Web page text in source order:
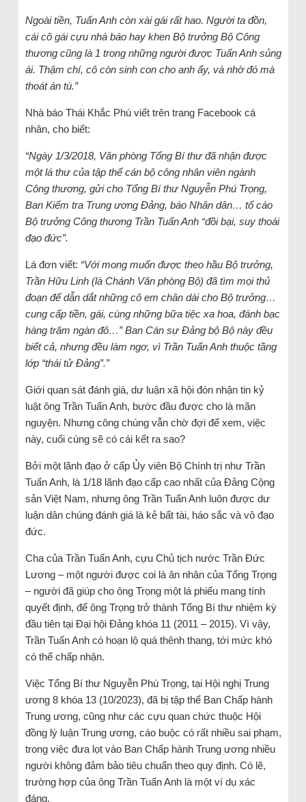
Ngoài tiền, Tuấn Anh còn xài gái rất hao. Người ta đồn,
cái cô gái cựu nhà báo hay khen Bộ trưởng Bộ Công
thương cũng là 1 trong những người được Tuấn Anh sủng
ái. Thậm chí, cô còn sinh con cho anh ấy, và nhờ đó mà
thoát án tù.”
Nhà báo Thái Khắc Phú viết trên trang Facebook cá
nhân, cho biết:
“Ngày 1/3/2018, Văn phòng Tổng Bí thư đã nhận được
một lá thư của tập thể cán bộ công nhân viên ngành
Công thương, gửi cho Tổng Bí thư Nguyễn Phú Trọng,
Ban Kiểm tra Trung ương Đảng, báo Nhân dân… tố cáo
Bộ trưởng Công thương Trần Tuấn Anh “đồi bại, suy thoái
đạo đức”.
Lá đơn viết: “Với mong muốn được theo hầu Bộ trưởng,
Trần Hữu Linh (là Chánh Văn phòng Bộ) đã tìm mọi thủ
đoạn để dẫn dắt những cô em chân dài cho Bộ trưởng…
cung cấp tiền, gái, cùng những bữa tiệc xa hoa, đánh bạc
hàng trăm ngàn đô…” Ban Cán sự Đảng bộ Bộ này đều
biết cả, nhưng đều làm ngơ, vì Trần Tuấn Anh thuộc tầng
lớp “thái tử Đảng”.”
Giới quan sát đánh giá, dư luận xã hội đón nhận tin kỷ
luật ông Trần Tuấn Anh, bước đầu được cho là mãn
nguyện. Nhưng công chúng vẫn chờ đợi để xem, việc
này, cuối cùng sẽ có cái kết ra sao?
Bởi một lãnh đạo ở cấp Ủy viên Bộ Chính trị như Trần
Tuấn Anh, là 1/18 lãnh đạo cấp cao nhất của Đảng Cộng
sản Việt Nam, nhưng ông Trần Tuấn Anh luôn được dư
luận dân chúng đánh giá là kẻ bất tài, háo sắc và vô đạo
đức.
Cha của Trần Tuấn Anh, cựu Chủ tịch nước Trần Đức
Lương – một người được coi là ân nhân của Tổng Trọng
– người đã giúp cho ông Trọng một lá phiếu mang tính
quyết định, để ông Trọng trở thành Tổng Bí thư nhiệm kỳ
đầu tiên tại Đại hội Đảng khóa 11 (2011 – 2015). Vì vậy,
Trần Tuấn Anh có hoạn lộ quá thênh thang, tới mức khó
có thể chấp nhận.
Việc Tổng Bí thư Nguyễn Phú Trọng, tại Hội nghị Trung
ương 8 khóa 13 (10/2023), đã bị tập thể Ban Chấp hành
Trung ương, cũng như các cựu quan chức thuộc Hội
đồng lý luận Trung ương, cáo buộc có rất nhiều sai phạm,
trong việc đưa lọt vào Ban Chấp hành Trung ương nhiều
người không đảm bảo tiêu chuẩn theo quy định. Có lẽ,
trường hợp của ông Trần Tuấn Anh là một ví dụ xác
đáng.